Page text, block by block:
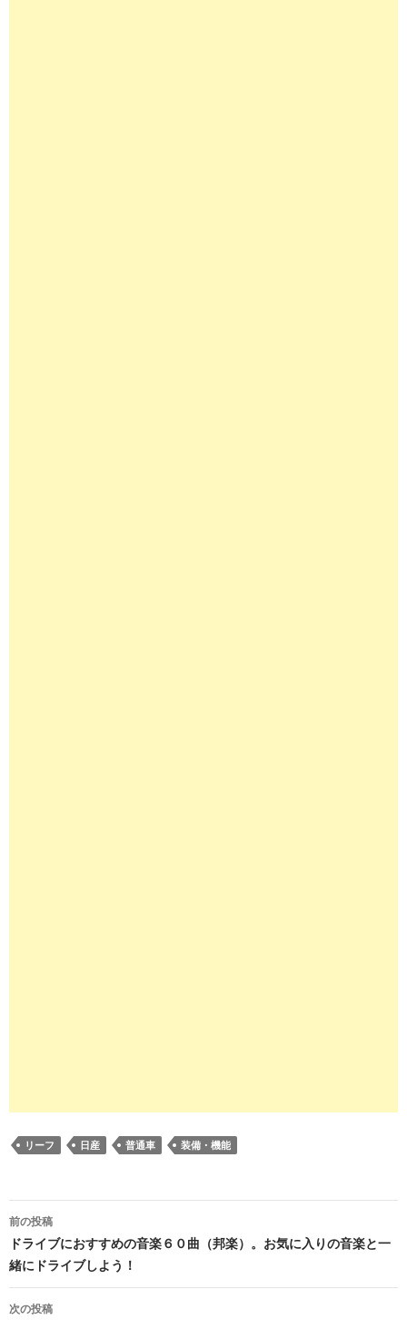
リーフ 日産 普通車 装備・機能
投
稿
ナ
ビ
前の投稿
ドライブにおすすめの音楽６０曲（邦楽）。お気に入りの音楽と一
緒にドライブしよう！
次の投稿